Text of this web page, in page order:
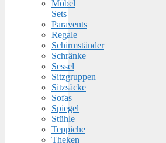
Möbel
Sets
Paravents
Regale
Schirmständer
Schränke
Sessel
Sitzgruppen
Sitzsäcke
Sofas
Spiegel
Stühle
Teppiche
Theken